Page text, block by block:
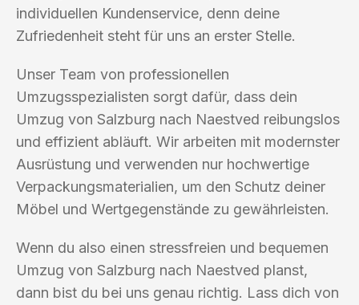
individuellen Kundenservice, denn deine
Zufriedenheit steht für uns an erster Stelle.
Unser Team von professionellen
Umzugsspezialisten sorgt dafür, dass dein
Umzug von Salzburg nach Naestved reibungslos
und effizient abläuft. Wir arbeiten mit modernster
Ausrüstung und verwenden nur hochwertige
Verpackungsmaterialien, um den Schutz deiner
Möbel und Wertgegenstände zu gewährleisten.
Wenn du also einen stressfreien und bequemen
Umzug von Salzburg nach Naestved planst,
dann bist du bei uns genau richtig. Lass dich von